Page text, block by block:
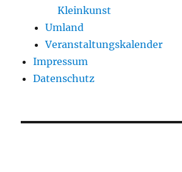
Kleinkunst
Umland
Veranstaltungskalender
Impressum
Datenschutz